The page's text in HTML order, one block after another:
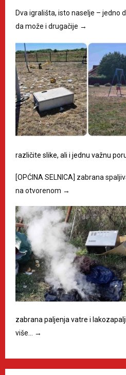
Dva igrališta, isto naselje – jedno
da može i drugačije →
različite slike, ali i jednu važnu
[OPĆINA SELNICA] zabrana
na otvorenom →
zabrana paljenja vatre i
više…
→